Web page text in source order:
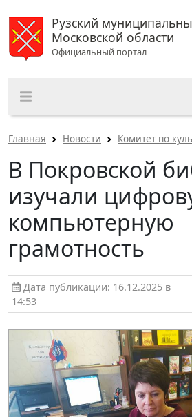
Рузский
Московской области
Официальный портал
Главная Новости Комитет по
В Покровской
изучали
компьютерную
грамотность
Дата публикации: 16.12.2025 в
14:53